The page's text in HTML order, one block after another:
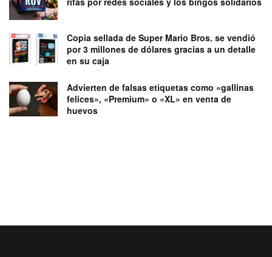
Copia sellada de Super Mario Bros. se vendió
por 3 millones de dólares gracias a un detalle
en su caja
Advierten de falsas etiquetas como «gallinas
felices», «Premium» o «XL» en venta de
huevos